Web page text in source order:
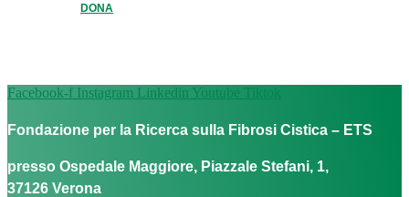
DONA
Facebook-f Instagram Linkedin Youtube Tiktok
Fondazione per la Ricerca sulla Fibrosi Cistica – ETS
presso Ospedale Maggiore, Piazzale Stefani, 1,
37126 Verona